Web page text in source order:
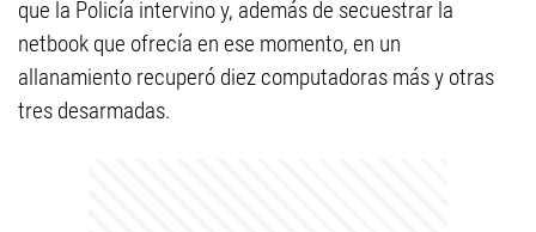
que la Policía intervino y, además de secuestrar la
netbook que ofrecía en ese momento, en un
allanamiento recuperó diez computadoras más y otras
tres desarmadas.